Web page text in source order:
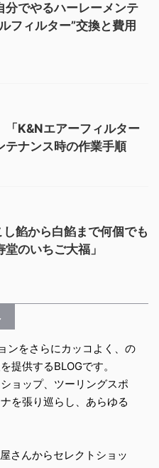
分でやるハーレーメンテ
フィルター”交換と費用
「K&Nエアーフィルター
テナンス時の作業手順
し餡から白餡まで何個でも
のいちご大福」
ンをさらにカッコよく、の
提供するBLOGです。
ョップ、ツーリングスポ
を張り巡らし、あらゆる
さんからセレクトショッ